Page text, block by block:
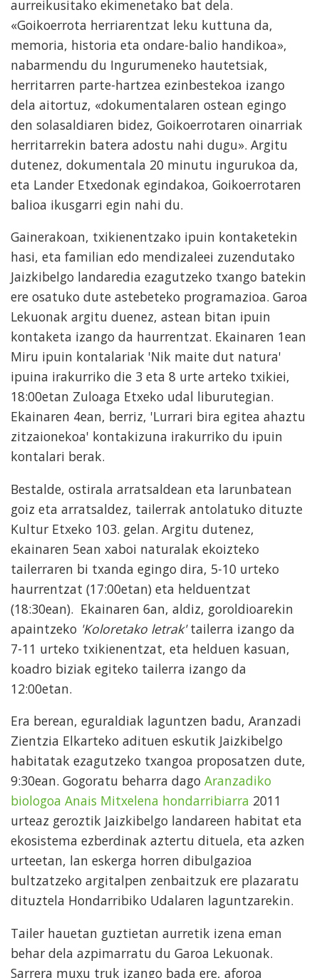
aurreikusitako ekimenetako bat dela.
«Goikoerrota herriarentzat leku kuttuna da,
memoria, historia eta ondare-balio handikoa»,
nabarmendu du Ingurumeneko hautetsiak,
herritarren parte-hartzea ezinbestekoa izango
dela aitortuz, «dokumentalaren ostean egingo
den solasaldiaren bidez, Goikoerrotaren oinarriak
herritarrekin batera adostu nahi dugu». Argitu
dutenez, dokumentala 20 minutu ingurukoa da,
eta Lander Etxedonak egindakoa, Goikoerrotaren
balioa ikusgarri egin nahi du.
Gainerakoan, txikienentzako ipuin kontaketekin
hasi, eta familian edo mendizaleei zuzendutako
Jaizkibelgo landaredia ezagutzeko txango batekin
ere osatuko dute astebeteko programazioa. Garoa
Lekuonak argitu duenez, astean bitan ipuin
kontaketa izango da haurrentzat. Ekainaren 1ean
Miru ipuin kontalariak 'Nik maite dut natura'
ipuina irakurriko die 3 eta 8 urte arteko txikiei,
18:00etan Zuloaga Etxeko udal liburutegian.
Ekainaren 4ean, berriz, 'Lurrari bira egitea ahaztu
zitzaionekoa' kontakizuna irakurriko du ipuin
kontalari berak.
Bestalde, ostirala arratsaldean eta larunbatean
goiz eta arratsaldez, tailerrak antolatuko dituzte
Kultur Etxeko 103. gelan. Argitu dutenez,
ekainaren 5ean xaboi naturalak ekoizteko
tailerraren bi txanda egingo dira, 5-10 urteko
haurrentzat (17:00etan) eta helduentzat
(18:30ean). Ekainaren 6an, aldiz, goroldioarekin
apaintzeko 'Koloretako letrak'tailerra izango da
7-11 urteko txikienentzat, eta helduen kasuan,
koadro biziak egiteko tailerra izango da
12:00etan.
Era berean, eguraldiak laguntzen badu, Aranzadi
Zientzia Elkarteko adituen eskutik Jaizkibelgo
habitatak ezagutzeko txangoa proposatzen dute,
9:30ean. Gogoratu beharra dago Aranzadiko
biologoa Anais Mitxelena hondarribiarra 2011
urteaz geroztik Jaizkibelgo landareen habitat eta
ekosistema ezberdinak aztertu dituela, eta azken
urteetan, lan eskerga horren dibulgazioa
bultzatzeko argitalpen zenbaitzuk ere plazaratu
dituztela Hondarribiko Udalaren laguntzarekin.
Tailer hauetan guztietan aurretik izena eman
behar dela azpimarratu du Garoa Lekuonak.
Sarrera muxu truk izango bada ere, aforoa